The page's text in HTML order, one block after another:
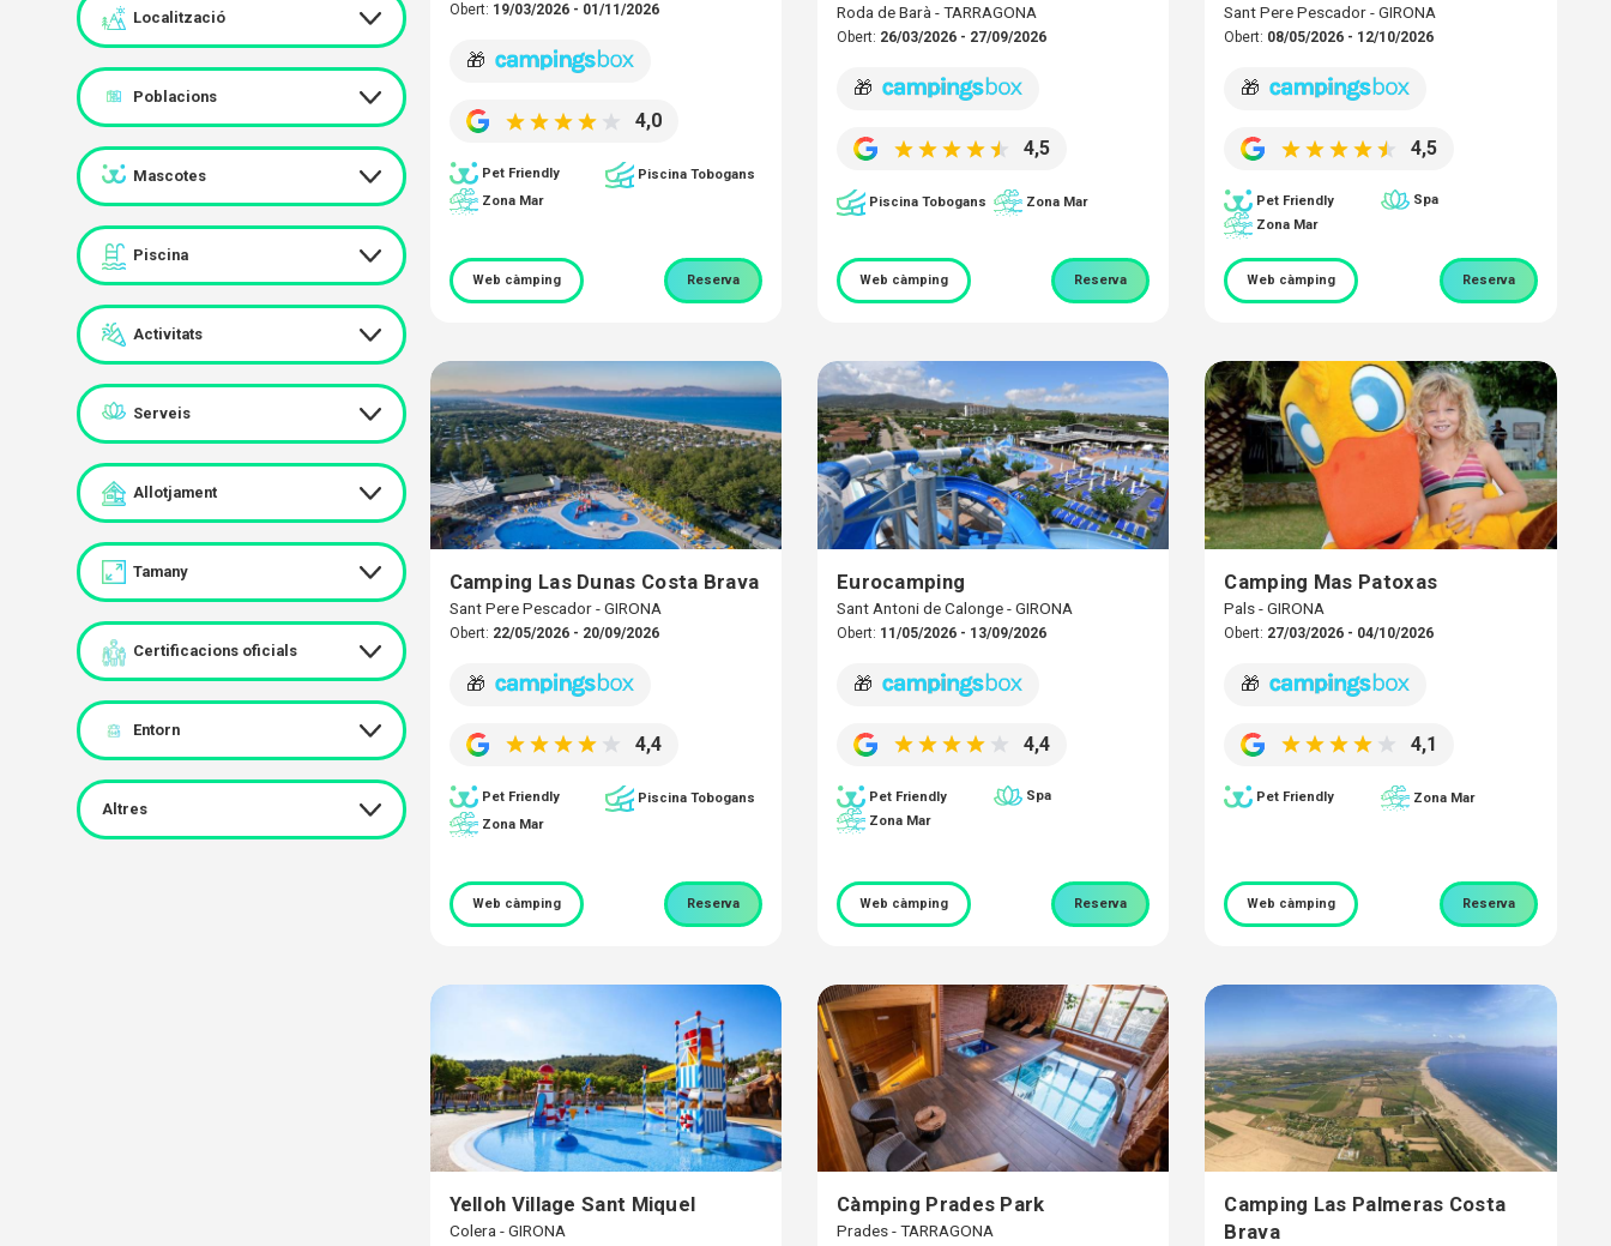
Localització
Poblacions
Mascotes
Piscina
Activitats
Serveis
Allotjament
Tamany
Certificacions oficials
Entorn
Altres
Obert: 19/03/2026 - 01/11/2026
🎁
4,0
Pet Friendly
Piscina Tobogans
Zona Mar
Web càmping Reserva
Roda de Barà - TARRAGONA
Obert: 26/03/2026 - 27/09/2026
🎁
4,5
Piscina Tobogans Zona Mar
Web càmping Reserva
Sant Pere Pescador - GIRONA
Obert: 08/05/2026 - 12/10/2026
🎁
4,5
Pet Friendly
Spa
Zona Mar
Web càmping Reserva
Camping Las Dunas Costa Brava
Sant Pere Pescador - GIRONA
Obert: 22/05/2026 - 20/09/2026
🎁
4,4
Pet Friendly
Piscina Tobogans
Zona Mar
Web càmping Reserva
Eurocamping
Sant Antoni de Calonge - GIRONA
Obert: 11/05/2026 - 13/09/2026
🎁
4,4
Pet Friendly
Spa
Zona Mar
Web càmping Reserva
Camping Mas Patoxas
Pals - GIRONA
Obert: 27/03/2026 - 04/10/2026
🎁
4,1
Pet Friendly Zona Mar
Web càmping Reserva
Yelloh Village Sant Miquel
Colera - GIRONA
Càmping Prades Park
Prades - TARRAGONA
Camping Las Palmeras Costa
Brava